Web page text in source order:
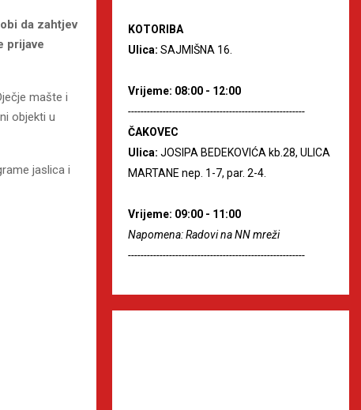
da zahtjev
prijave
mašte i
objekti u
jaslica i
KOTORIBA
Ulica: SAJMIŠNA 16.
Vrijeme: 08:00 - 12:00
--------------------------------------------------------
ČAKOVEC
Ulica: JOSIPA BEDEKOVIĆA kb.28, ULICA
MARTANE nep. 1-7, par. 2-4.
Vrijeme: 09:00 - 11:00
Napomena: Radovi na NN mreži
--------------------------------------------------------